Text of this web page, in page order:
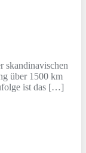
skandinavischen
über 1500 km
ist das […]